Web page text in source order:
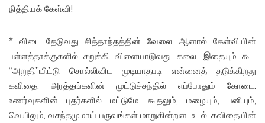
நித்தியக் கேள்வி!
* விடை தேடுவது சித்தாந்தத்தின் வேலை. ஆனால் கேள்வியின்
பள்ளத்தாக்குகளில் சறுக்கி விளையாடுவது கலை. இதையும் கூட
“அறுதி”யிட்டு சொல்லிவிட முடியாதபடி என்னைத் தடுக்கிறது
கவிதை. அரத்தங்களின் முட்டுச்சந்தில் எப்போதும் கோடை.
உணர்வுகளின் புதர்களில் மட்டுமே கூதலும், மழையும், பனியும்,
வெயிலும், வசந்தமுமாய் பருவங்கள் மாறுகின்றன. உடல், கவிதையின்